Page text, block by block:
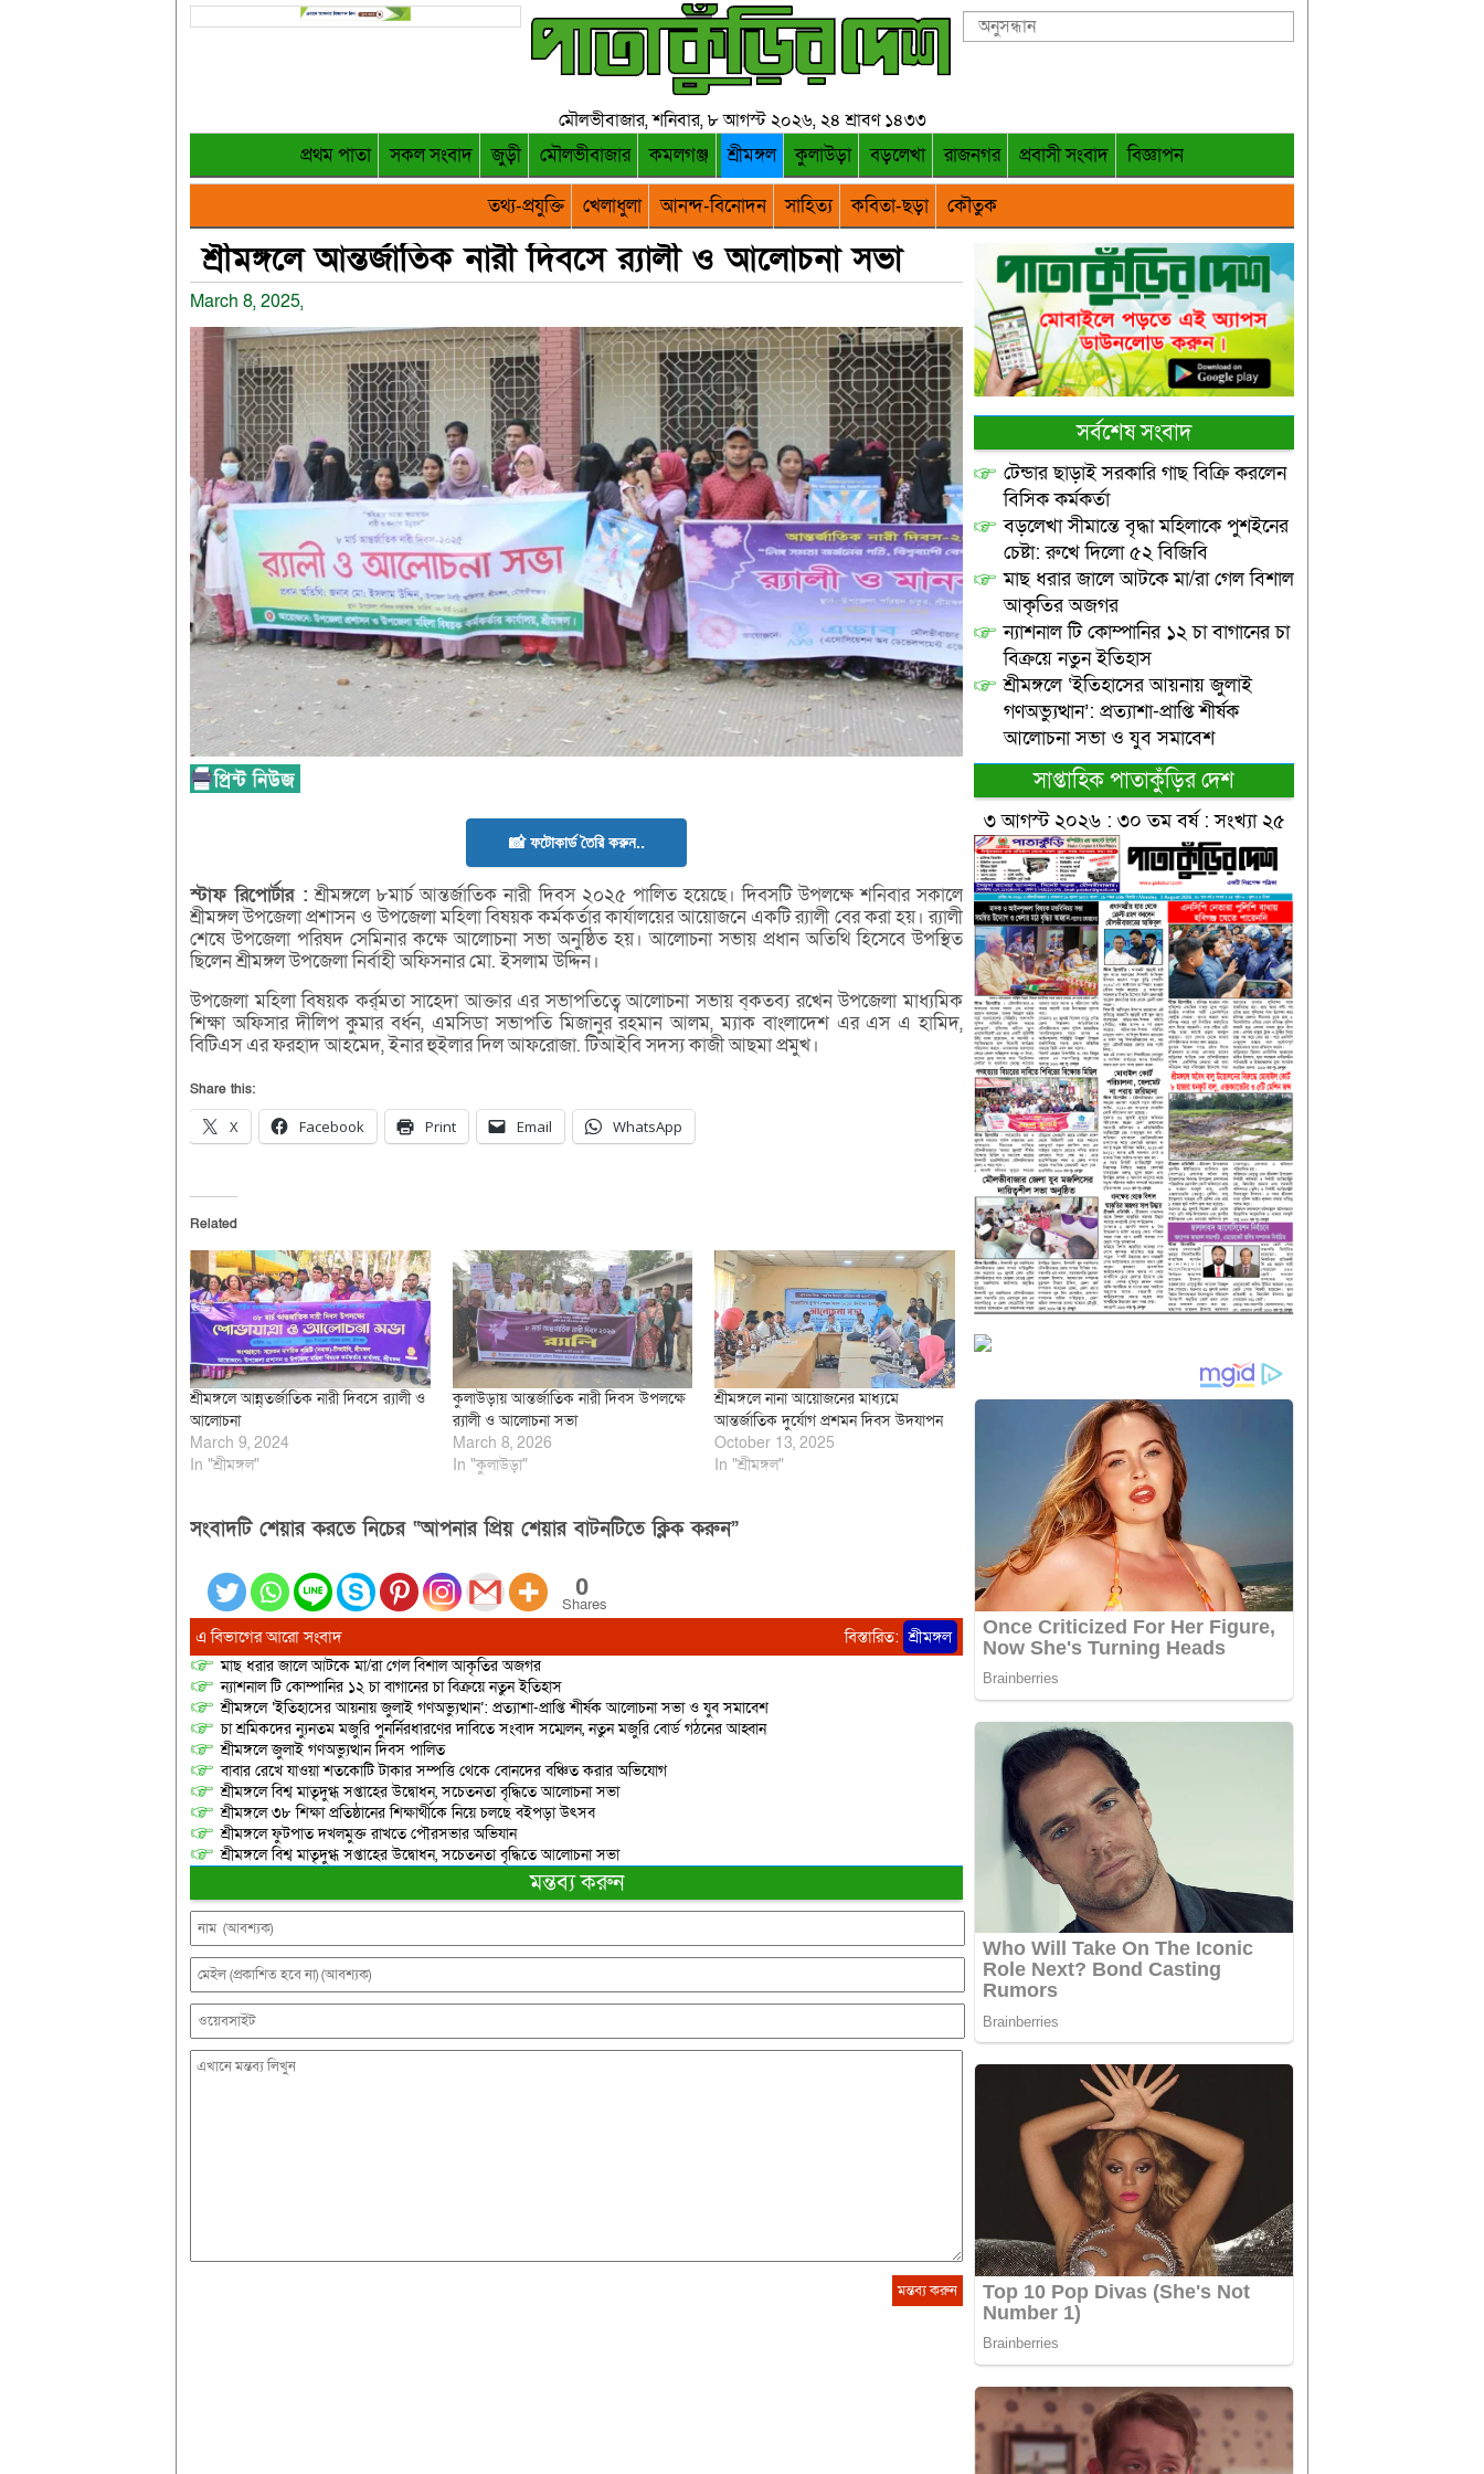
মৌলভীবাজার, শনিবার, ৮ আগস্ট ২০২৬, ২৪ শ্রাবণ ১৪৩৩
প্রথম পাতা সকল সংবাদ জুড়ী মৌলভীবাজার কমলগঞ্জ শ্রীমঙ্গল কুলাউড়া বড়লেখা রাজনগর প্রবাসী সংবাদ
বিজ্ঞাপন
তথ্য-প্রযুক্তি
খেলাধুলা আনন্দ-বিনোদন সাহিত্য কবিতা-ছড়া কৌতুক
শ্রীমঙ্গলে আন্তর্জাতিক নারী দিবসে র‌্যালী ও আলোচনা সভা
March 8, 2025,
📸 ফটোকার্ড তৈরি করুন..
স্টাফরিপোর্টার : শ্রীমঙ্গলে ৮মার্চ আন্তর্জাতিক নারী দিবস ২০২৫ পালিত হয়েছে। দিবসটি উপলক্ষে শনিবার সকালে
শ্রীমঙ্গল উপজেলা প্রশাসন ও উপজেলা মহিলা বিষয়ক কর্মকর্তার কার্যালয়ের আয়োজনে একটি র‌্যালী বের করা হয়। র‌্যালী
শেষে উপজেলা পরিষদ সেমিনার কক্ষে আলোচনা সভা অনুষ্ঠিত হয়। আলোচনা সভায় প্রধান অতিথি হিসেবে উপস্থিত
ছিলেন শ্রীমঙ্গল উপজেলা নির্বাহী অফিসনার মো. ইসলাম উদ্দিন।
উপজেলা মহিলা বিষয়ক কর্র্মতা সাহেদা আক্তার এর সভাপতিত্বে আলোচনা সভায় ব্কতব্য রখেন উপজেলা মাধ্যমিক
শিক্ষা অফিসার দীলিপ কুমার বর্ধন, এমসিডা সভাপতি মিজানুর রহমান আলম, ম্যাক বাংলাদেশ এর এস এ হামিদ,
বিটিএস এর ফরহাদ আহমেদ, ইনার হুইলার দিল আফরোজা. টিআইবি সদস্য কাজী আছমা প্রমুখ।
Share this:
X Facebook Print Email WhatsApp
Related
শ্রীমঙ্গলে আন্ন্তর্জাতিক নারী দিবসে র‌্যালী ও
আলোচনা
March 9, 2024
In "শ্রীমঙ্গল"
কুলাউড়ায় আন্তর্জাতিক নারী দিবস উপলক্ষে
র‌্যালী ও আলোচনা সভা
March 8, 2026
In "কুলাউড়া"
শ্রীমঙ্গলে নানা আয়োজনের মাধ্যমে
আন্তর্জাতিক দুর্যোগ প্রশমন দিবস উদযাপন
October 13, 2025
In "শ্রীমঙ্গল"
সংবাদটি শেয়ার করতে নিচের “আপনার প্রিয় শেয়ার বাটনটিতে ক্লিক করুন”
0
Shares
এ বিভাগের আরো সংবাদ বিস্তারিত: শ্রীমঙ্গল
মাছ ধরার জালে আটকে মা/রা গেল বিশাল আকৃতির অজগর
ন্যাশনাল টি কোম্পানির ১২ চা বাগানের চা বিক্রয়ে নতুন ইতিহাস
শ্রীমঙ্গলে ‘ইতিহাসের আয়নায় জুলাই গণঅভ্যুত্থান’: প্রত্যাশা-প্রাপ্তি শীর্ষক আলোচনা সভা ও যুব সমাবেশ
চা শ্রমিকদের ন্যুনতম মজুরি পুনর্নিরধারণের দাবিতে সংবাদ সম্মেলন, নতুন মজুরি বোর্ড গঠনের আহ্বান
শ্রীমঙ্গলে জুলাই গণঅভ্যুত্থান দিবস পালিত
বাবার রেখে যাওয়া শতকোটি টাকার সম্পত্তি থেকে বোনদের বঞ্চিত করার অভিযোগ
শ্রীমঙ্গলে বিশ্ব মাতৃদুগ্ধ সপ্তাহের উদ্বোধন, সচেতনতা বৃদ্ধিতে আলোচনা সভা
শ্রীমঙ্গলে ৩৮ শিক্ষা প্রতিষ্ঠানের শিক্ষার্থীকে নিয়ে চলছে বইপড়া উৎসব
শ্রীমঙ্গলে ফুটপাত দখলমুক্ত রাখতে পৌরসভার অভিযান
শ্রীমঙ্গলে বিশ্ব মাতৃদুগ্ধ সপ্তাহের উদ্বোধন, সচেতনতা বৃদ্ধিতে আলোচনা সভা
মন্তব্য করুন
সর্বশেষ সংবাদ
টেন্ডার ছাড়াই সরকারি গাছ বিক্রি করলেন
বিসিক কর্মকর্তা
বড়লেখা সীমান্তে বৃদ্ধা মহিলাকে পুশইনের
চেষ্টা: রুখে দিলো ৫২ বিজিবি
মাছ ধরার জালে আটকে মা/রা গেল বিশাল
আকৃতির অজগর
ন্যাশনাল টি কোম্পানির ১২ চা বাগানের চা
বিক্রয়ে নতুন ইতিহাস
শ্রীমঙ্গলে ‘ইতিহাসের আয়নায় জুলাই
গণঅভ্যুত্থান’: প্রত্যাশা-প্রাপ্তি শীর্ষক
আলোচনা সভা ও যুব সমাবেশ
সাপ্তাহিক পাতাকুঁড়ির দেশ
৩ আগস্ট ২০২৬ : ৩০ তম বর্ষ : সংখ্যা ২৫